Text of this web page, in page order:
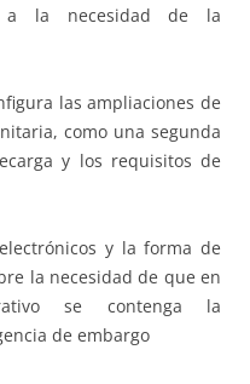
a la necesidad de la
las ampliaciones de
como una segunda
y los requisitos de
y la forma de
la necesidad de que en
se contenga la
de embargo